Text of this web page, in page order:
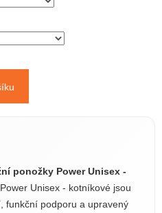
ponožky Power Unisex -
Unisex - kotníkové jsou
funkční podporu a upravený